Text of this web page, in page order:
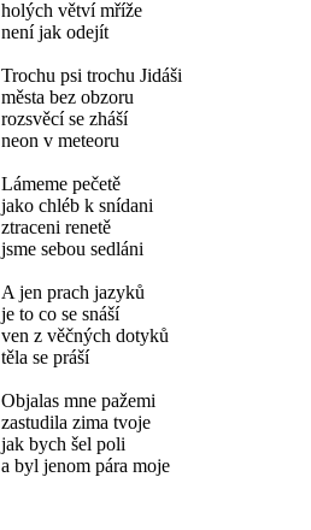
holých větví mříže
není jak odejít
Trochu psi trochu Jidáši
města bez obzoru
rozsvěcí se zháší
neon v meteoru
Lámeme pečetě
jako chléb k snídani
ztraceni renetě
jsme sebou sedláni
A jen prach jazyků
je to co se snáší
ven z věčných dotyků
těla se práší
Objalas mne pažemi
zastudila zima tvoje
jak bych šel poli
a byl jenom pára moje